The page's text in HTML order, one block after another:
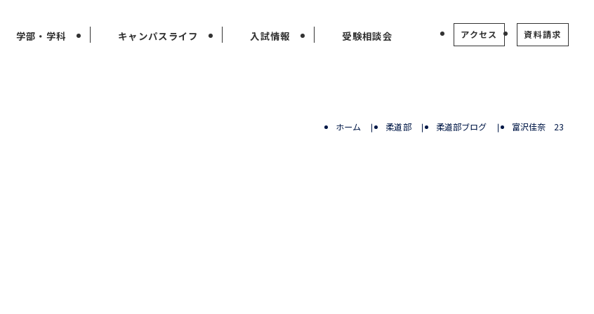
学部・学科 キャンパスライフ 入試情報 受験相談会 アクセス 資料請求
ホーム 柔道部 柔道部ブログ 富沢佳奈 23